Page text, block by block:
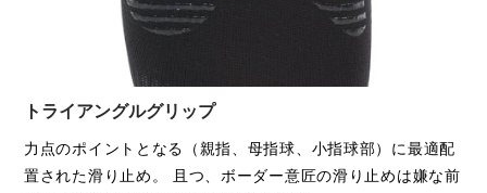
トライアングルグリップ
力点のポイントとなる（親指、母指球、小指球部）に最適配
置された滑り止め。 且つ、ボーダー意匠の滑り止めは嫌な前